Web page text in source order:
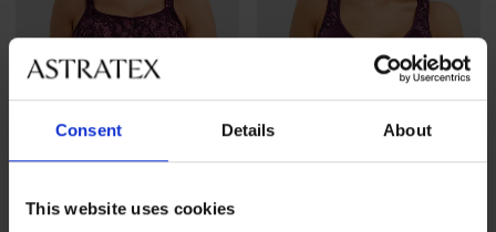
Consent Details About
This website uses cookies